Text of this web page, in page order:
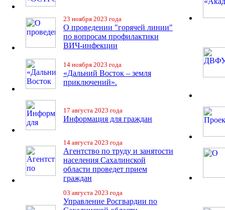
23 ноября 2023 года
О проведении "горячей линии"
по вопросам профилактики
ВИЧ-инфекции
14 ноября 2023 года
«Дальний Восток – земля
приключений».
17 августа 2023 года
Информация для граждан
14 августа 2023 года
Агентство по труду и занятости
населения Сахалинской
области проведет прием
граждан
03 августа 2023 года
Управление Росгвардии по